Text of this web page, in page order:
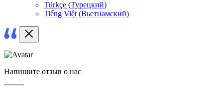
Türkçe (Турецкий)
Tiếng Việt (Вьетнамский)
Напишите отзыв о нас